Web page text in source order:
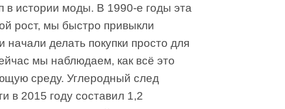
истории моды. В 1990-е годы эта
рост, мы быстро привыкли
делать покупки просто для
мы наблюдаем, как всё это
среду. Углеродный след
в 2015 году составил 1,2